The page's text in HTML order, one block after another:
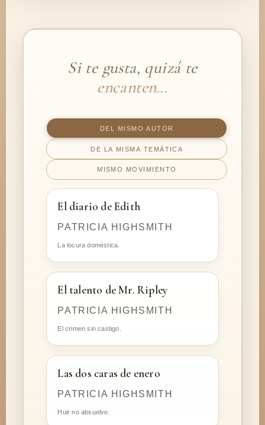
Si te gusta, quizá te
encanten…
DEL MISMO AUTOR
DE LA MISMA TEMÁTICA
MISMO MOVIMIENTO
El diario de Edith
PATRICIA HIGHSMITH
La locura doméstica.
El talento de Mr. Ripley
PATRICIA HIGHSMITH
El crimen sin castigo.
Las dos caras de enero
PATRICIA HIGHSMITH
Huir no absuelve.